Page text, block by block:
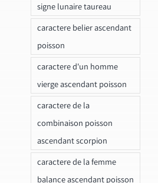
signe lunaire taureau
caractere belier ascendant
poisson
caractere d'un homme
vierge ascendant poisson
caractere de la
combinaison poisson
ascendant scorpion
caractere de la femme
balance ascendant poisson